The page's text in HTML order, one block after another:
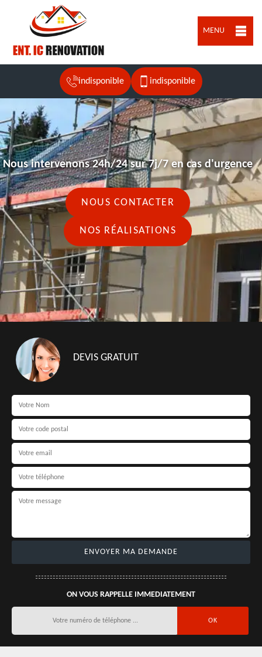
MENU
indisponible indisponible
Nous intervenons 24h/24 sur 7j/7 en cas d'urgence
NOUS CONTACTER
NOS RÉALISATIONS
DEVIS GRATUIT
ON VOUS RAPPELLE IMMEDIATEMENT